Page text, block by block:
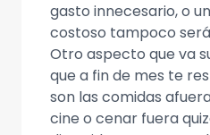
gasto innecesario, o
costoso tampoco
Otro aspecto que va
que a fin de mes te
son las comidas
cine o cenar fuera